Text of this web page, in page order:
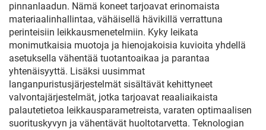
pinnanlaadun. Nämä koneet tarjoavat erinomaista
materiaalinhallintaa, vähäisellä hävikillä verrattuna
perinteisiin leikkausmenetelmiin. Kyky leikata
monimutkaisia muotoja ja hienojakoisia kuvioita yhdellä
asetuksella vähentää tuotantoaikaa ja parantaa
yhtenäisyyttä. Lisäksi uusimmat
langanpuristusjärjestelmät sisältävät kehittyneet
valvontajärjestelmät, jotka tarjoavat reaaliaikaista
palautetietoa leikkausparametreista, varaten optimaalisen
suorituskyvyn ja vähentävät huoltotarvetta. Teknologian